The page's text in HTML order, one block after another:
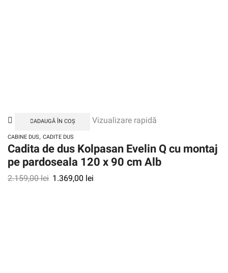
ADAUGĂ ÎN COȘ Vizualizare rapidă
CABINE DUS, CADITE DUS
Cadita de dus Kolpasan Evelin Q cu montaj
pe pardoseala 120 x 90 cm Alb
2.159,00lei 1.369,00 lei